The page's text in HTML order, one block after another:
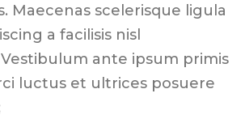
Maecenas scelerisque ligula
a facilisis nisl
ante ipsum primis
luctus et ultrices posuere